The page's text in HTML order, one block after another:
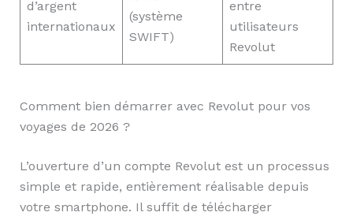
d’argent
internationaux
(système
SWIFT)
entre
utilisateurs
Revolut
Comment bien démarrer avec Revolut pour vos
voyages de 2026 ?
L’ouverture d’un compte Revolut est un processus
simple et rapide, entièrement réalisable depuis
votre smartphone. Il suffit de télécharger